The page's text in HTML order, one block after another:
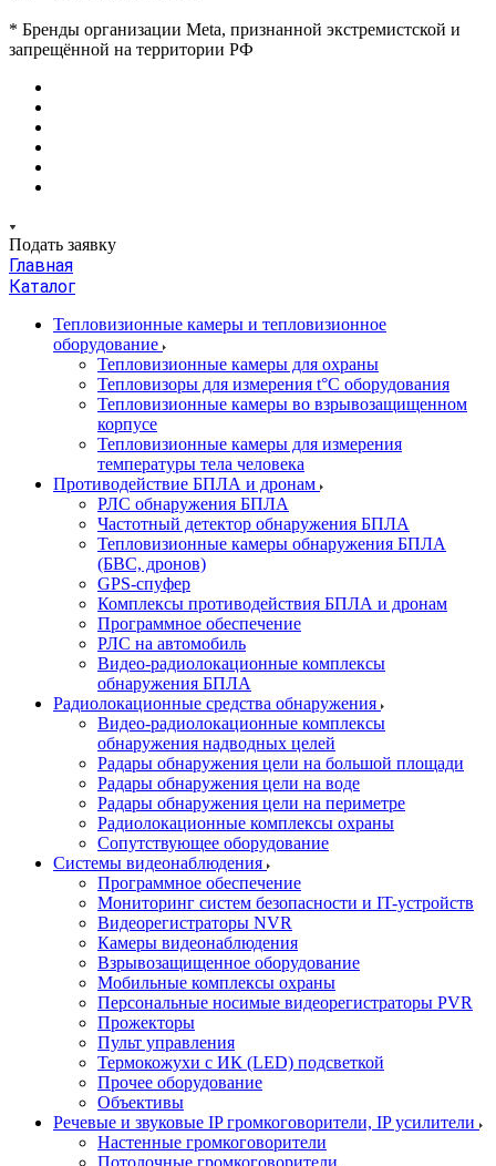
* Бренды организации Meta, признанной экстремистской и
запрещённой на территории РФ
Подать заявку
Главная
Каталог
Тепловизионные камеры и тепловизионное
оборудование
Тепловизионные камеры для охраны
Тепловизоры для измерения t°С оборудования
Тепловизионные камеры во взрывозащищенном
корпусе
Тепловизионные камеры для измерения
температуры тела человека
Противодействие БПЛА и дронам
РЛС обнаружения БПЛА
Частотный детектор обнаружения БПЛА
Тепловизионные камеры обнаружения БПЛА
(БВС, дронов)
GPS-спуфер
Комплексы противодействия БПЛА и дронам
Программное обеспечение
РЛС на автомобиль
Видео-радиолокационные комплексы
обнаружения БПЛА
Радиолокационные средства обнаружения
Видео-радиолокационные комплексы
обнаружения надводных целей
Радары обнаружения цели на большой площади
Радары обнаружения цели на воде
Радары обнаружения цели на периметре
Радиолокационные комплексы охраны
Сопутствующее оборудование
Системы видеонаблюдения
Программное обеспечение
Мониторинг систем безопасности и IT-устройств
Видеорегистраторы NVR
Камеры видеонаблюдения
Взрывозащищенное оборудование
Мобильные комплексы охраны
Персональные носимые видеорегистраторы PVR
Прожекторы
Пульт управления
Термокожухи с ИК (LED) подсветкой
Прочее оборудование
Объективы
Речевые и звуковые IP громкоговорители, IP усилители
Настенные громкоговорители
Потолочные громкоговорители